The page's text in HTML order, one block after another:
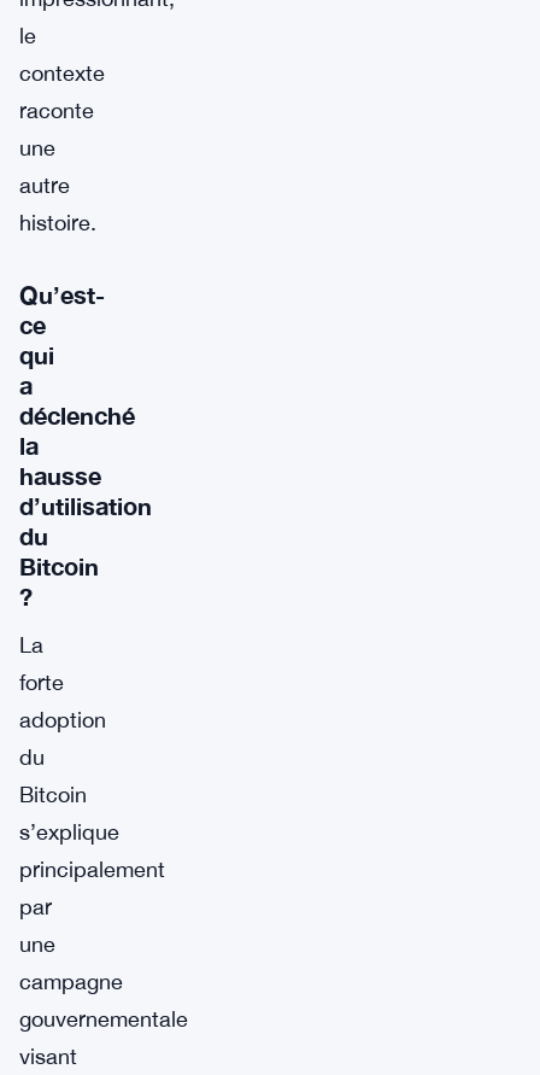
le
contexte
raconte
une
autre
histoire.
Qu’est-
ce
qui
a
déclenché
la
hausse
d’utilisation
du
Bitcoin
?
La
forte
adoption
du
Bitcoin
s’explique
principalement
par
une
campagne
gouvernementale
visant